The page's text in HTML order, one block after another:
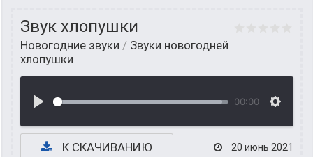
Звук хлопушки
Новогодние звуки / Звуки новогодней
хлопушки
00:00
К СКАЧИВАНИЮ 20 июнь 2021